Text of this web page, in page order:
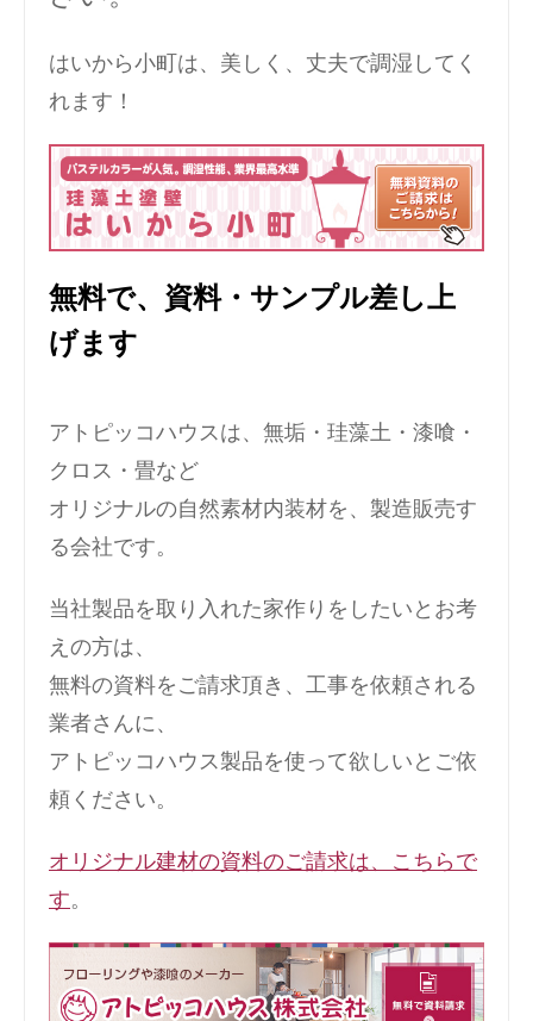
はいから小町は、美しく、丈夫で調湿してく
れます！
無料で、資料・サンプル差し上
げます
アトピッコハウスは、無垢・珪藻土・漆喰・
クロス・畳など
オリジナルの自然素材内装材を、製造販売す
る会社です。
当社製品を取り入れた家作りをしたいとお考
えの方は、
無料の資料をご請求頂き、工事を依頼される
業者さんに、
アトピッコハウス製品を使って欲しいとご依
頼ください。
オリジナル建材の資料のご請求は、こちらで
す。